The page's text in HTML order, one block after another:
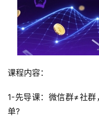
课程内容：
1-先导课：微信群≠社群
单?